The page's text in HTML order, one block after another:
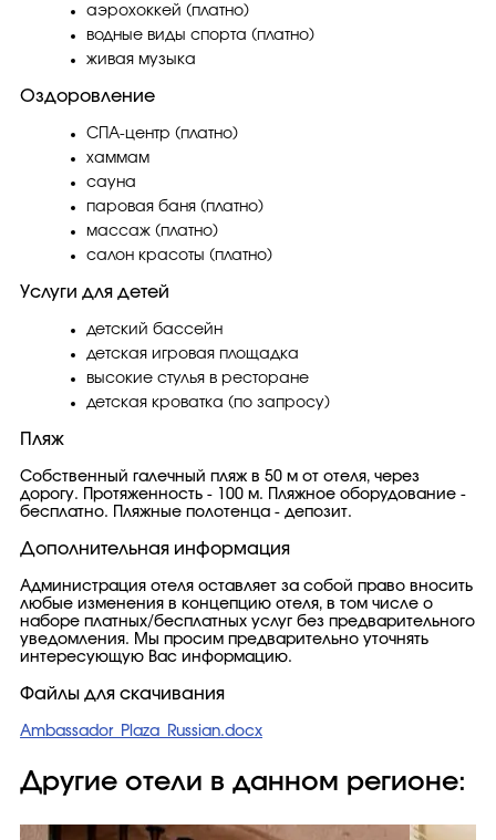
аэрохоккей (платно)
водные виды спорта (платно)
живая музыка
Оздоровление
СПА-центр (платно)
хаммам
сауна
паровая баня (платно)
массаж (платно)
салон красоты (платно)
Услуги для детей
детский бассейн
детская игровая площадка
высокие стулья в ресторане
детская кроватка (по запросу)
Пляж
Собственный галечный пляж в 50 м от отеля, через
дорогу. Протяженность - 100 м. Пляжное оборудование -
бесплатно. Пляжные полотенца - депозит.
Дополнительная информация
Администрация отеля оставляет за собой право вносить
любые изменения в концепцию отеля, в том числе о
наборе платных/бесплатных услуг без предварительного
уведомления. Мы просим предварительно уточнять
интересующую Вас информацию.
Файлы для скачивания
Ambassador_Plaza_Russian.docx
Другие отели в данном регионе: